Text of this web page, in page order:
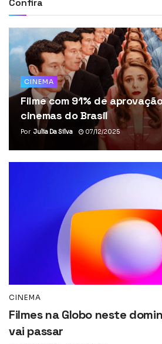
Confira
CINEMA
Filme com 91% de
cinemas do Brasil
Por Julia Da Silva 07/12/2025
CINEMA
Filmes na Globo neste
vai passar